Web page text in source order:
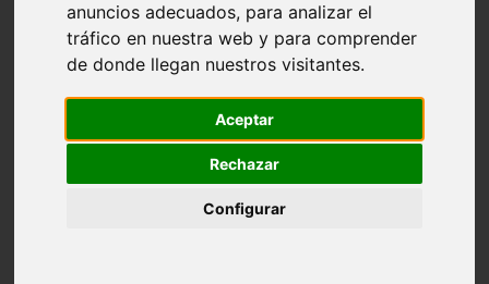
anuncios adecuados, para analizar el
tráfico en nuestra web y para comprender
de donde llegan nuestros visitantes.
Aceptar
Rechazar
Configurar
Cádiz - rota
Madrid - las-rozas-de-madrid
Ciudad-real - ciudad-real
Madrid - tres-cantos
Las-palmas - yaiza
Alicante - elx